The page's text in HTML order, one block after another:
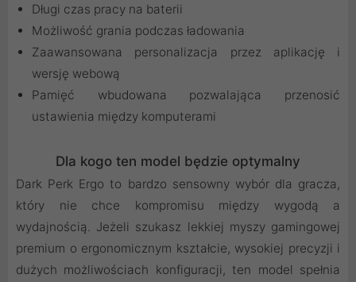
Długi czas pracy na baterii
Możliwość grania podczas ładowania
Zaawansowana personalizacja przez aplikację i
wersję webową
Pamięć wbudowana pozwalająca przenosić
ustawienia między komputerami
Dla kogo ten model będzie optymalny
Dark Perk Ergo to bardzo sensowny wybór dla gracza,
który nie chce kompromisu między wygodą a
wydajnością. Jeżeli szukasz lekkiej myszy gamingowej
premium o ergonomicznym kształcie, wysokiej precyzji i
dużych możliwościach konfiguracji, ten model spełnia